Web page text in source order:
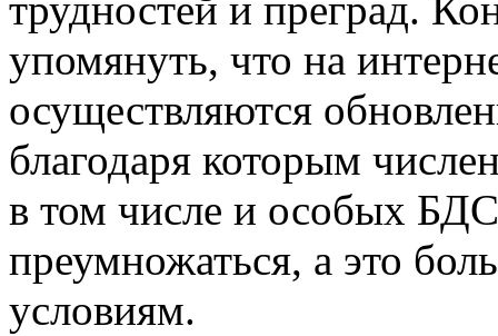
упомянуть, что на
осуществляются
благодаря которым
в том числе и особых
преумножаться, а это
условиям.